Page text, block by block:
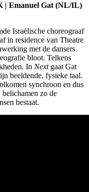
| Emanuel Gat (NL/IL)
Israëlische choreograaf
in residence van Theatre
met de dansers
bloot. Telkens
In Nextgaat Gat
beeldende, fysieke taal.
synchroon en dus
zo de
bestaat.